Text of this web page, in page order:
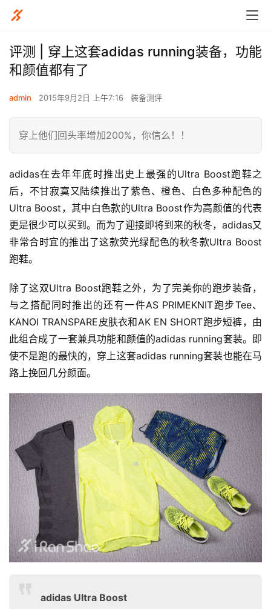
评测 | 穿上这套adidas running装备，功能
和颜值都有了
admin 2015年9月2日 上午7:16 装备测评
穿上他们回头率增加200%，你信么！！
adidas在去年年底时推出史上最强的Ultra Boost跑鞋之
后，不甘寂寞又陆续推出了紫色、橙色、白色多种配色的
Ultra Boost，其中白色款的Ultra Boost作为高颜值的代表
更是很少可以买到。而为了迎接即将到来的秋冬，adidas又
非常合时宜的推出了这款荧光绿配色的秋冬款Ultra Boost
跑鞋。
除了这双Ultra Boost跑鞋之外，为了完美你的跑步装备，
与之搭配同时推出的还有一件AS PRIMEKNIT跑步Tee、
KANOI TRANSPARE皮肤衣和AK EN SHORT跑步短裤，由
此组合成了一套兼具功能和颜值的adidas running套装。即
使不是跑的最快的，穿上这套adidas running套装也能在马
路上挽回几分颜面。
adidas Ultra Boost